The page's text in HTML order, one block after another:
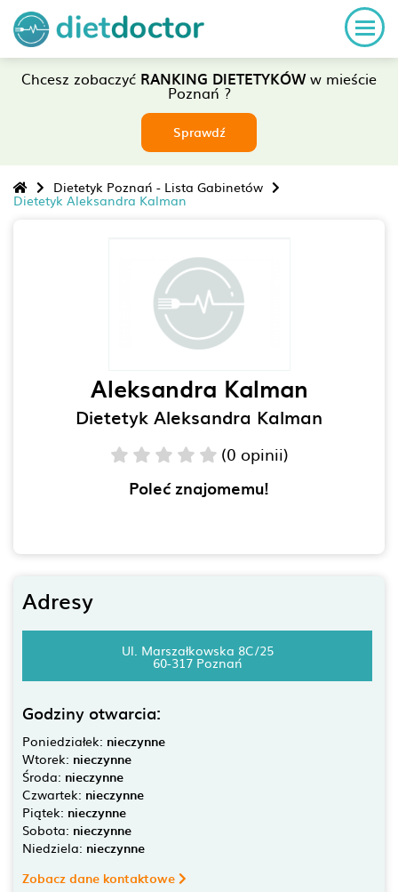
Chcesz zobaczyć RANKING DIETETYKÓWw mieście
Poznań ?
Sprawdź
Dietetyk Poznań - Lista Gabinetów
Dietetyk Aleksandra Kalman
Aleksandra Kalman
Dietetyk Aleksandra Kalman
(0 opinii)
Poleć znajomemu!
Adresy
Ul. Marszałkowska 8C/25
60-317 Poznań
Godziny otwarcia:
Poniedziałek: nieczynne
Wtorek: nieczynne
Środa: nieczynne
Czwartek: nieczynne
Piątek: nieczynne
Sobota: nieczynne
Niedziela: nieczynne
Zobacz dane kontaktowe